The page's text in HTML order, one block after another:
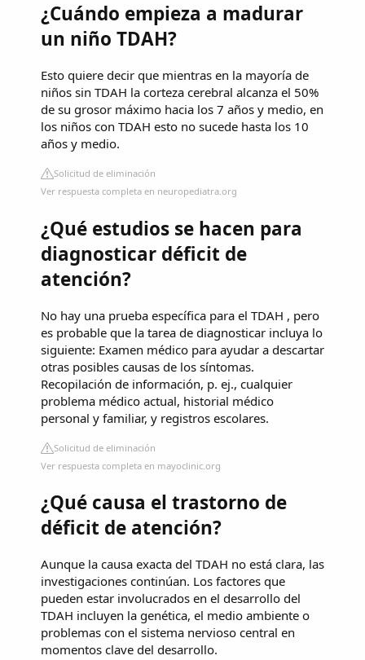
¿Cuándo empieza a madurar
un niño TDAH?
Esto quiere decir que mientras en la mayoría de
niños sin TDAH la corteza cerebral alcanza el 50%
de su grosor máximo hacia los 7 años y medio, en
los niños con TDAH esto no sucede hasta los 10
años y medio.
Solicitud de eliminación
Ver respuesta completa en neuropediatra.org
¿Qué estudios se hacen para
diagnosticar déficit de
atención?
No hay una prueba específica para el TDAH , pero
es probable que la tarea de diagnosticar incluya lo
siguiente: Examen médico para ayudar a descartar
otras posibles causas de los síntomas.
Recopilación de información, p. ej., cualquier
problema médico actual, historial médico
personal y familiar, y registros escolares.
Solicitud de eliminación
Ver respuesta completa en mayoclinic.org
¿Qué causa el trastorno de
déficit de atención?
Aunque la causa exacta del TDAH no está clara, las
investigaciones continúan. Los factores que
pueden estar involucrados en el desarrollo del
TDAH incluyen la genética, el medio ambiente o
problemas con el sistema nervioso central en
momentos clave del desarrollo.